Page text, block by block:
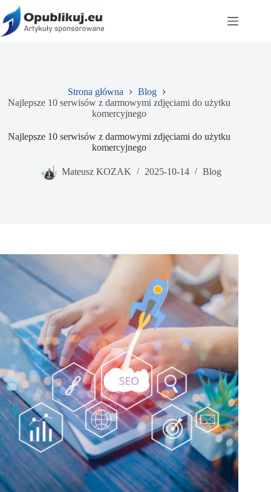
Przejdź
do
treści
Strona główna
Blog
Najlepsze 10 serwisów z darmowymi zdjęciami do użytku
komercyjnego
Najlepsze 10 serwisów z darmowymi zdjęciami do użytku
komercyjnego
Mateusz KOZAK 2025-10-14 Blog